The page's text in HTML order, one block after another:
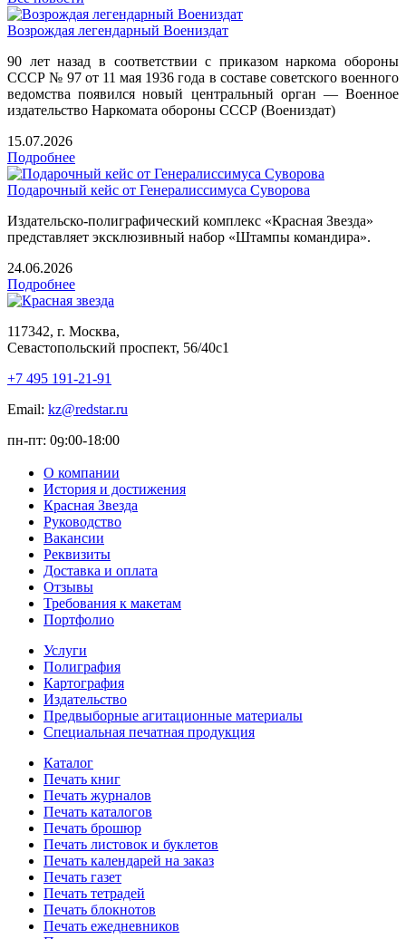
Возрождая легендарный Воениздат
90 лет назад в соответствии с приказом наркома обороны
СССР № 97 от 11 мая 1936 года в составе советского военного
ведомства появился новый центральный орган — Военное
издательство Наркомата обороны СССР (Воениздат)
15.07.2026
Подробнее
Подарочный кейс от Генералиссимуса Суворова
Издательско-полиграфический комплекс «Красная Звезда»
представляет эксклюзивный набор «Штампы командира».
24.06.2026
Подробнее
117342, г. Москва,
Севастопольский проспект, 56/40с1
+7 495 191-21-91
Email: kz@redstar.ru
пн-пт: 09:00-18:00
О компании
История и достижения
Красная Звезда
Руководство
Вакансии
Реквизиты
Доставка и оплата
Отзывы
Требования к макетам
Портфолио
Услуги
Полиграфия
Картография
Издательство
Предвыборные агитационные материалы
Специальная печатная продукция
Каталог
Печать книг
Печать журналов
Печать каталогов
Печать брошюр
Печать листовок и буклетов
Печать календарей на заказ
Печать газет
Печать тетрадей
Печать блокнотов
Печать ежедневников